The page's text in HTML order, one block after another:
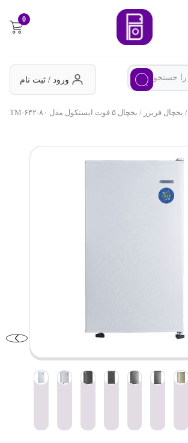
0
ورود / ثبت نام
یخچال فریزر / یخچال ۵ فوت ایستکول مدل TM-۶۴۲-۸۰